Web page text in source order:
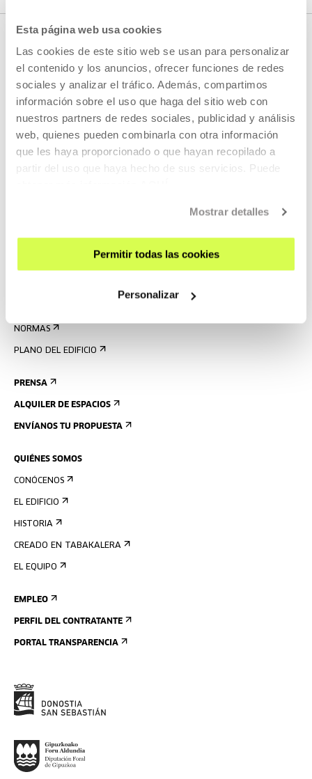
Esta página web usa cookies
Las cookies de este sitio web se usan para personalizar
el contenido y los anuncios, ofrecer funciones de redes
sociales y analizar el tráfico. Además, compartimos
información sobre el uso que haga del sitio web con
nuestros partners de redes sociales, publicidad y análisis
web, quienes pueden combinarla con otra información
que les haya proporcionado o que hayan recopilado a
partir del uso que haya hecho de sus servicios. Puede
Mostrar detalles
Permitir todas las cookies
Personalizar
AGENDA
NORMAS
PLANO DEL EDIFICIO
PRENSA
ALQUILER DE ESPACIOS
ENVÍANOS TU PROPUESTA
QUIÉNES SOMOS
CONÓCENOS
EL EDIFICIO
HISTORIA
CREADO EN TABAKALERA
EL EQUIPO
EMPLEO
PERFIL DEL CONTRATANTE
PORTAL TRANSPARENCIA